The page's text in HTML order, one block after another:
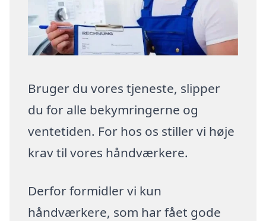
Bruger du vores tjeneste, slipper
du for alle bekymringerne og
ventetiden. For hos os stiller vi høje
krav til vores håndværkere.
Derfor formidler vi kun
håndværkere, som har fået gode